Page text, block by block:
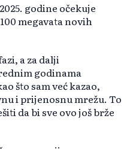
godine očekuje
megavata novih
a za dalji
godinama
što sam već kazao,
i prijenosnu mrežu. To
da bi sve ovo još brže